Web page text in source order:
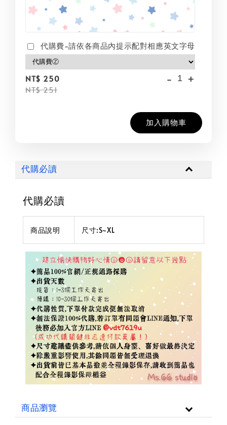
代購費-請依各商品內提示配對相應英文字母
NT$ 250
NT$ 251
- +
加入購物車
代購必讀
代購必讀
商品說明 尺寸:S~XL
商品瀏覽